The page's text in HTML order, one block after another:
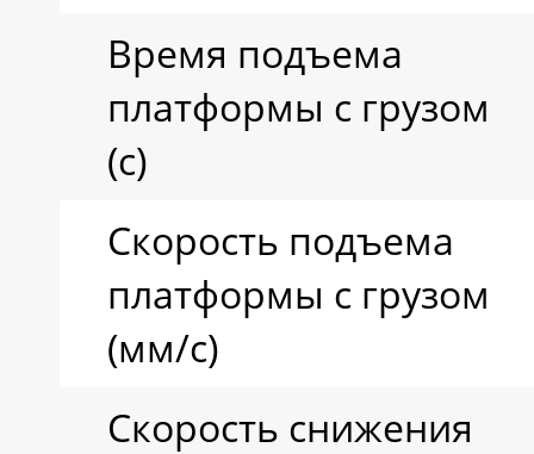
Время подъема
платформы с грузом
(с)
Скорость подъема
платформы с грузом
(мм/с)
Скорость снижения